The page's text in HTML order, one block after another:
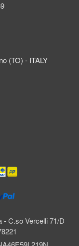
C.so Vercelli 71/D
(TO) - ITALY